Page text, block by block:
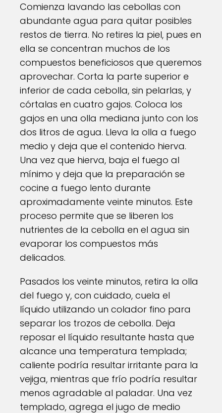
Comienza lavando las cebollas con
abundante agua para quitar posibles
restos de tierra. No retires la piel, pues en
ella se concentran muchos de los
compuestos beneficiosos que queremos
aprovechar. Corta la parte superior e
inferior de cada cebolla, sin pelarlas, y
córtalas en cuatro gajos. Coloca los
gajos en una olla mediana junto con los
dos litros de agua. Lleva la olla a fuego
medio y deja que el contenido hierva.
Una vez que hierva, baja el fuego al
mínimo y deja que la preparación se
cocine a fuego lento durante
aproximadamente veinte minutos. Este
proceso permite que se liberen los
nutrientes de la cebolla en el agua sin
evaporar los compuestos más
delicados.
Pasados los veinte minutos, retira la olla
del fuego y, con cuidado, cuela el
líquido utilizando un colador fino para
separar los trozos de cebolla. Deja
reposar el líquido resultante hasta que
alcance una temperatura templada;
caliente podría resultar irritante para la
vejiga, mientras que frío podría resultar
menos agradable al paladar. Una vez
templado, agrega el jugo de medio